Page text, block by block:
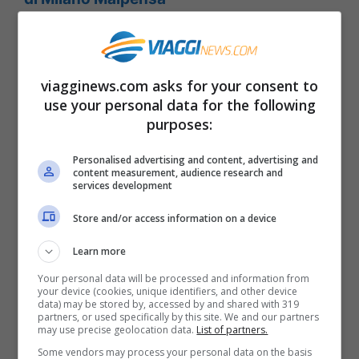
Boeing EasyJet (Fotto Wikipedia, pubblico dominio)
I voli verso il Sud Italia in partenza da
Milano aumenteranno nellaprossima
viagginews.com asks for your consent to
use your personal data for the following
purposes:
Personalised advertising and content, advertising and
content measurement, audience research and
services development
Store and/or access information on a device
Learn more
Your personal data will be processed and information from
your device (cookies, unique identifiers, and other device
data) may be stored by, accessed by and shared with 319
partners, or used specifically by this site. We and our partners
may use precise geolocation data. List of partners.
Some vendors may process your personal data on the basis